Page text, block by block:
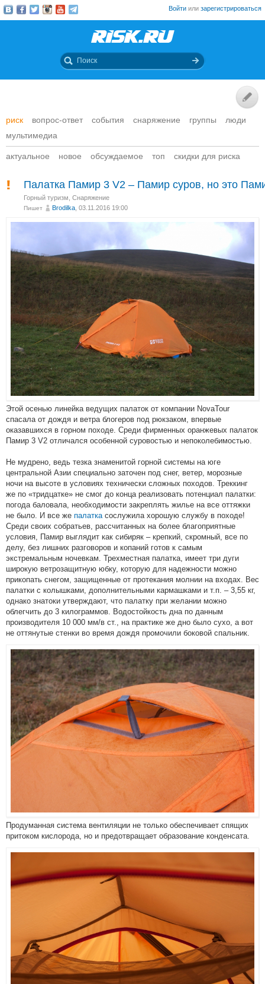
Войти или зарегистрироваться
риск вопрос-ответ события снаряжение группы
люди
мультимедиа
актуальное новое обсуждаемое топ скидки для риска
Палатка Памир 3 V2 – Памир суров, но это
Горный туризм Снаряжение
Пишет Brodilka , 03.11.2016 19:00
Этой осенью линейка ведущих палаток от компании NovaTour
спасала от дождя и ветра блогеров под рюкзаком, впервые
оказавшихся в горном походе. Среди фирменных оранжевых палаток
Памир 3 V2 отличался особенной суровостью и непоколебимостью.
Не мудрено, ведь тезка знаменитой горной системы на юге
центральной Азии специально заточен под снег, ветер, морозные
ночи на высоте в условиях технически сложных походов. Треккинг
же по «тридцатке» не смог до конца реализовать потенциал палатки:
погода баловала, необходимости закреплять жилье на все оттяжки
не было. И все же палатка сослужила хорошую службу в походе!
Среди своих собратьев, рассчитанных на более благоприятные
условия, Памир выглядит как сибиряк – крепкий, скромный, все по
делу, без лишних разговоров и копаний готов к самым
экстремальным ночевкам. Трехместная палатка, имеет три дуги
широкую ветрозащитную юбку, которую для надежности можно
прикопать снегом, защищенные от протекания молнии на входах. Вес
палатки с колышками, дополнительными кармашками и т.п. – 3,55 кг,
однако знатоки утверждают, что палатку при желании можно
облегчить до 3 килограммов. Водостойкость дна по данным
производителя 10 000 мм/в ст., на практике же дно было сухо, а вот
не оттянутые стенки во время дождя промочили боковой спальник.
Продуманная система вентиляции не только обеспечивает спящих
притоком кислорода, но и предотвращает образование конденсата.